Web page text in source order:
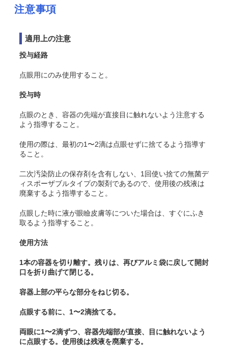
注意事項
適用上の注意
投与経路
点眼用にのみ使用すること。
投与時
点眼のとき、容器の先端が直接目に触れないよう注意する
よう指導すること。
使用の際は、最初の1〜2滴は点眼せずに捨てるよう指導す
ること。
二次汚染防止の保存剤を含有しない、1回使い捨ての無菌デ
ィスポーザブルタイプの製剤であるので、使用後の残液は
廃棄するよう指導すること。
点眼した時に液が眼瞼皮膚等についた場合は、すぐにふき
取るよう指導すること。
使用方法
1本の容器を切り離す。残りは、再びアルミ袋に戻して開封
口を折り曲げて閉じる。
容器上部の平らな部分をねじ切る。
点眼する前に、1〜2滴捨てる。
両眼に1〜2滴ずつ、容器先端部が直接、目に触れないよう
に点眼する。使用後は残液を廃棄する。